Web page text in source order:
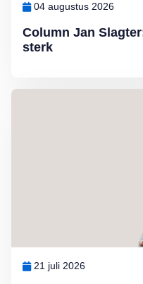
Column Jan
sterk
04 augustus 2026
21 juli 2026
Lees meer over Column Jan